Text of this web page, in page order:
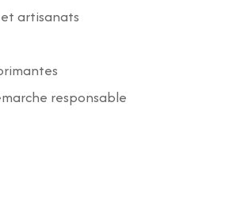
artisanats
responsable